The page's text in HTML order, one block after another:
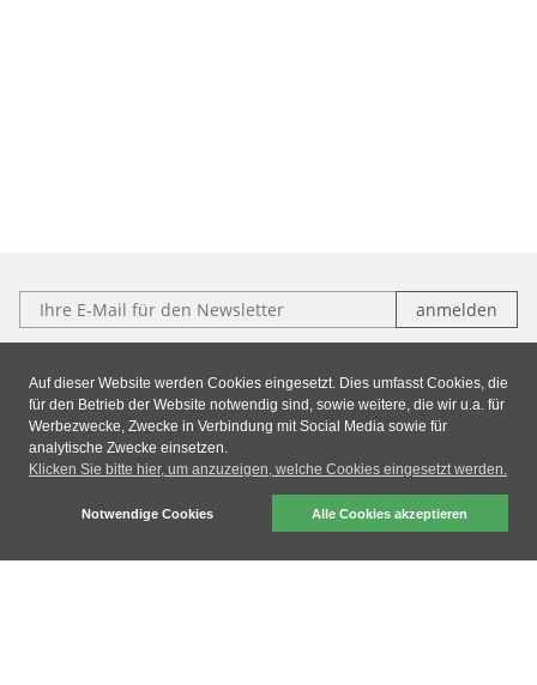
Auf dieser Website werden Cookies eingesetzt. Dies umfasst Cookies, die
für den Betrieb der Website notwendig sind, sowie weitere, die wir u.a. für
Werbezwecke, Zwecke in Verbindung mit Social Media sowie für
analytische Zwecke einsetzen.
Klicken Sie bitte hier, um anzuzeigen, welche Cookies eingesetzt werden.
Notwendige Cookies Alle Cookies akzeptieren
E-Mail:
Facebook
Instagram
XingLinkedIn
Impressum | Datenschutz | AGB